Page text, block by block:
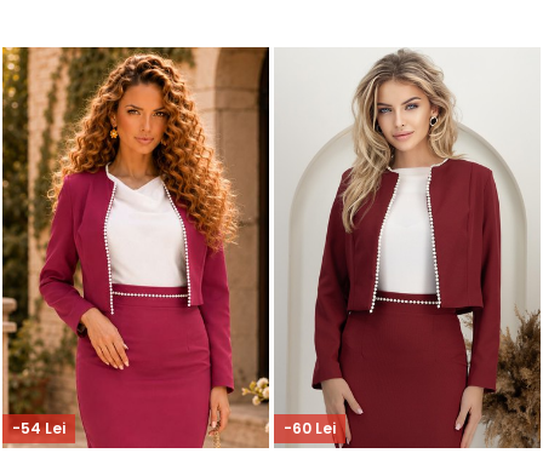
-54 Lei -60 Lei